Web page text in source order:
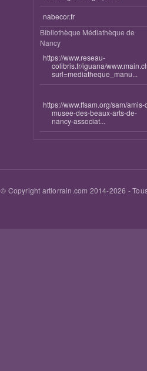
nabecor.fr
Bibliothèque Médiathèque de
Nancy
https://www.reseau-
colibris.fr/iguana/
surl=mediatheque_manu...
https://www.ffsam.org/sam/amis-
musee-des-beaux-arts-de-
nancy-associat...
© Copyright artlorrain.com 2014-2026 -